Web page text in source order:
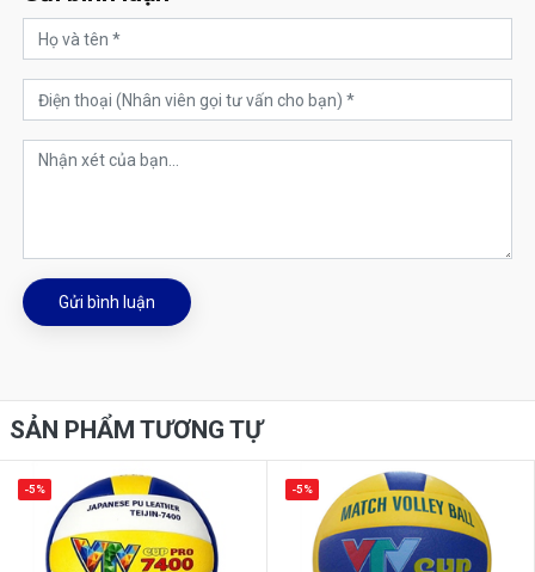
Gửi bình luận
SẢN PHẨM TƯƠNG TỰ
-5% -5%